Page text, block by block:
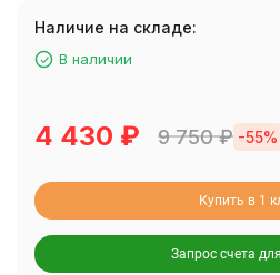
Наличие на складе:
В наличии
4 430 ₽ 9 750₽ -55%
Купить в 1
Запрос счета